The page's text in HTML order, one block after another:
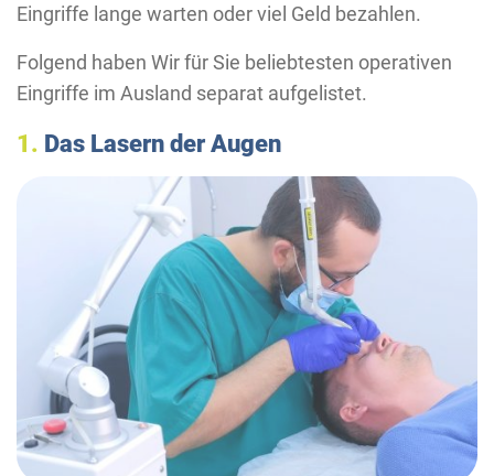
Eingriffe lange warten oder viel Geld bezahlen.
Folgend haben Wir für Sie beliebtesten operativen
Eingriffe im Ausland separat aufgelistet.
1. Das Lasern der Augen